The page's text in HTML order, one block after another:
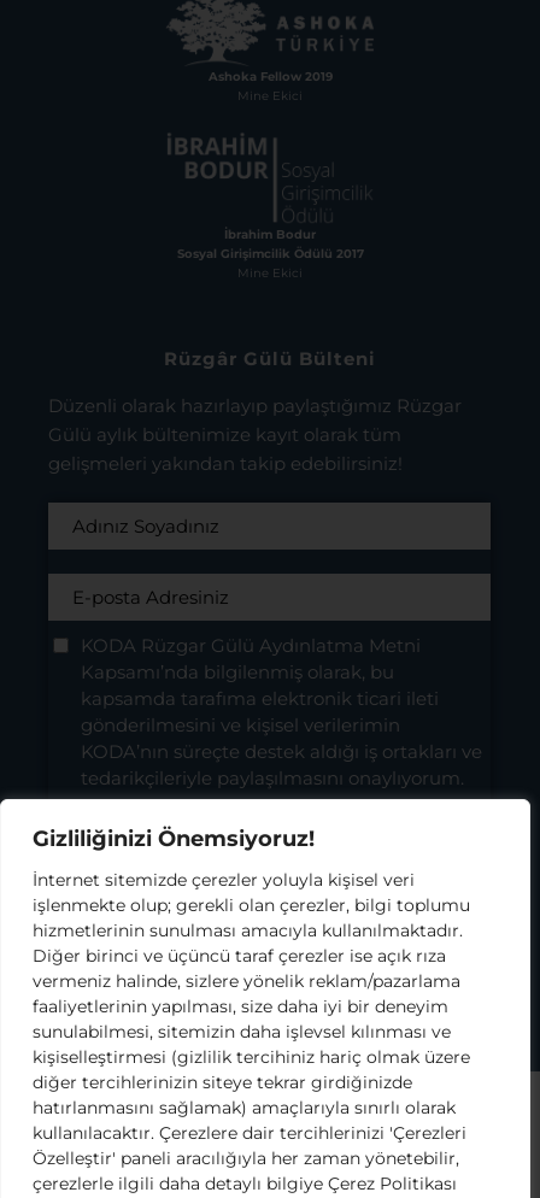
Gizliliğinizi Önemsiyoruz!
İnternet sitemizde çerezler yoluyla kişisel veri
işlenmekte olup; gerekli olan çerezler, bilgi toplumu
hizmetlerinin sunulması amacıyla kullanılmaktadır.
Diğer birinci ve üçüncü taraf çerezler ise açık rıza
vermeniz halinde, sizlere yönelik reklam/pazarlama
faaliyetlerinin yapılması, size daha iyi bir deneyim
sunulabilmesi, sitemizin daha işlevsel kılınması ve
kişiselleştirmesi (gizlilik tercihiniz hariç olmak üzere
diğer tercihlerinizin siteye tekrar girdiğinizde
hatırlanmasını sağlamak) amaçlarıyla sınırlı olarak
kullanılacaktır. Çerezlere dair tercihlerinizi 'Çerezleri
Özelleştir' paneli aracılığıyla her zaman yönetebilir,
çerezlerle ilgili daha detaylı bilgiye Çerez Politikası
Ashoka Fellow 2019
Mine Ekici
İbrahim Bodur
Sosyal Girişimcilik Ödülü 2017
Mine Ekici
Rüzgâr Gülü Bülteni
Düzenli olarak hazırlayıp paylaştığımız Rüzgar
Gülü aylık bültenimize kayıt olarak tüm
gelişmeleri yakından takip edebilirsiniz!
KODA Rüzgar Gülü Aydınlatma Metni
Kapsamı’nda bilgilenmiş olarak, bu
kapsamda tarafıma elektronik ticari ileti
gönderilmesini ve kişisel verilerimin
KODA’nın süreçte destek aldığı iş ortakları ve
tedarikçileriyle paylaşılmasını onaylıyorum.
Kullanım Koşulları ve Gizlilik Politikası
Çerez Politikası
KVKK
2026 Köy Okulları Değişim Ağı